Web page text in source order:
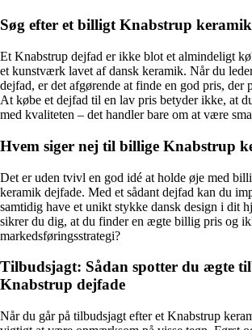
Søg efter et billigt Knabstrup
Et Knabstrup dejfad er ikke blot et almindeligt
et kunstværk lavet af dansk keramik. Når du
dejfad, er det afgørende at finde en god pris, der
At købe et dejfad til en lav pris betyder ikke, at
med kvaliteten – det handler bare om at være
Hvem siger nej til billige Knabstrup
Det er uden tvivl en god idé at holde øje med
keramik dejfade. Med et sådant dejfad kan du
samtidig have et unikt stykke dansk design i dit
sikrer du dig, at du finder en ægte billig pris og
markedsføringsstrategi?
Tilbudsjagt: Sådan spotter du ægte
Knabstrup dejfade
Når du går på tilbudsjagt efter et Knabstrup